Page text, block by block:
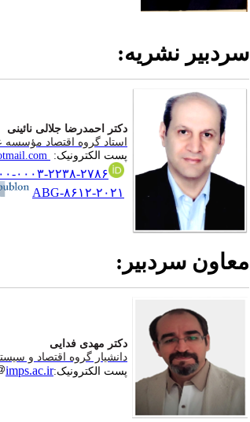
سردبیر نشریه:
دکتر احمدرضا جلالی نائینی
استاد گروه اقتصاد
پست الکترونیک:
۰۰۰۰-۰۰۰۳-۲۲۳۸-
ABG-۸۶۱۲-۲۰۲۱
معاون سردبیر:
دکتر مهدی فدایی
دانشیار گروه اقتصاد و
پست الکترونیک:
imps.ac.ir